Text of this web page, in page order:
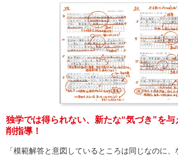
独学では得られない、新たな“気づき”を
削指導！
「模範解答と意図しているところは同じなのに、